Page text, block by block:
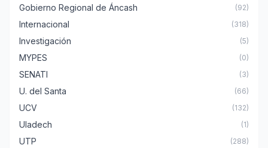
Gobierno Regional de Áncash (92)
Internacional (318)
Investigación (5)
MYPES (0)
SENATI (3)
U. del Santa (66)
UCV (132)
Uladech (1)
UTP (288)